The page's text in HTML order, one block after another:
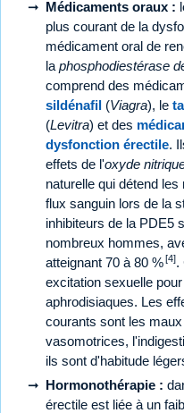
Médicaments oraux :
plus courant de la
médicament oral de
laphosphodiestérase
comprend des
sildénafil (Viagra), le
(Levitra) et des
dysfonction érectile.
effets de l'oxyde
naturelle qui détend
flux sanguin lors de la
inhibiteurs de la PDE5
nombreux hommes,
atteignant 70 à 80 % [4].
excitation sexuelle
aphrodisiaques. Les
courants sont les
vasomotrices,
ils sont d'habitude
Hormonothérapie :
érectile est liée à un